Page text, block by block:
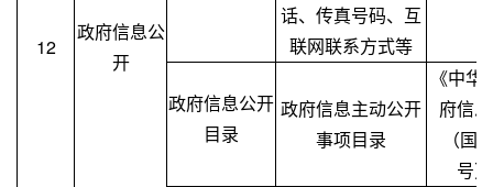
12
政府信息公
开
话、传真号码、互
联网联系方式等
政府信息公开
目录
政府信息主动公开
事项目录
《中
府信
（国
号